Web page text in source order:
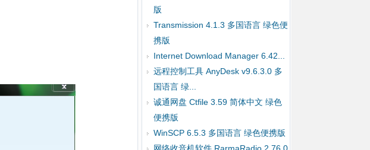
版
Transmission 4.1.3 多国语言 绿色便
携版
Internet Download Manager 6.42...
远程控制工具 AnyDesk v9.6.3.0 多
国语言 绿...
诚通网盘 Ctfile 3.59 简体中文 绿色
便携版
WinSCP 6.5.3 多国语言 绿色便携版